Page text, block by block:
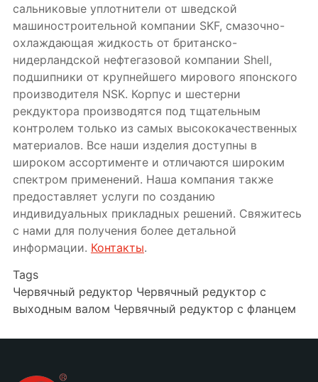
сальниковые уплотнители от шведской
машиностроительной компании SKF, смазочно-
охлаждающая жидкость от британско-
нидерландской нефтегазовой компании Shell,
подшипники от крупнейшего мирового японского
производителя NSK. Корпус и шестерни
рекдуктора производятся под тщательным
контролем только из самых высококачественных
материалов. Все наши изделия доступны в
широком ассортименте и отличаются широким
спектром применений. Наша компания также
предоставляет услуги по созданию
индивидуальных прикладных решений. Свяжитесь
с нами для получения более детальной
информации. Контакты.
Tags
Червячный редуктор Червячный редуктор с
выходным валом Червячный редуктор с фланцем